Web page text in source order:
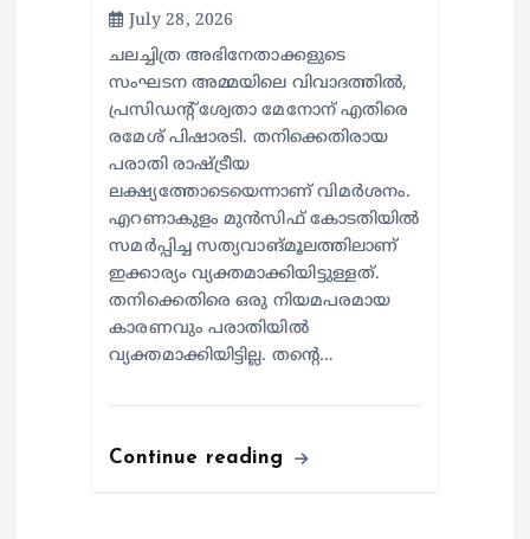
July 28, 2026
ചലച്ചിത്ര അഭിനേതാക്കളുടെ
സംഘടന അമ്മയിലെ വിവാദത്തില്‍,
പ്രസിഡന്റ് ശ്വേതാ മേനോന് എതിരെ
രമേശ് പിഷാരടി. തനിക്കെതിരായ
പരാതി രാഷ്ട്രീയ
ലക്ഷ്യത്തോടെയെന്നാണ് വിമര്‍ശനം.
എറണാകുളം മുന്‍സിഫ് കോടതിയില്‍
സമര്‍പ്പിച്ച സത്യവാങ്മൂലത്തിലാണ്
ഇക്കാര്യം വ്യക്തമാക്കിയിട്ടുള്ളത്.
തനിക്കെതിരെ ഒരു നിയമപരമായ
കാരണവും പരാതിയില്‍
വ്യക്തമാക്കിയിട്ടില്ല. തന്റെ…
Continue reading